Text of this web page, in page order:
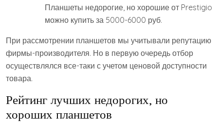
Планшеты недорогие, но хорошие от Prestigio
можно купить за 5000-6000 руб.
При рассмотрении планшетов мы учитывали репутацию
фирмы-производителя. Но в первую очередь отбор
осуществлялся все-таки с учетом ценовой доступности
товара.
Рейтинг лучших недорогих, но
хороших планшетов